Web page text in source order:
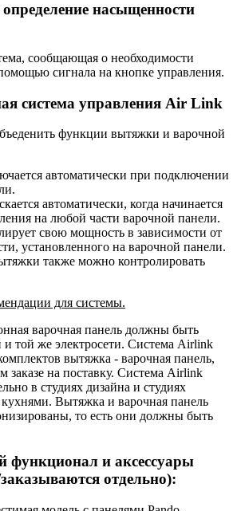
насыщенности
сообщающая о необходимости
сигнала на кнопке управления.
система управления Air Link
функции вытяжки и варочной
автоматически при подключении
автоматически, когда начинается
на любой части варочной панели.
свою мощность в зависимости от
установленного на варочной панели.
также можно контролировать
для системы.
варочная панель должны быть
той же электросети. Система Airlink
вытяжка - варочная панель,
заказе на поставку. Система Airlink
в студиях дизайна и студиях
Вытяжка и варочная панель
то есть они должны быть
функционал и аксессуары
отдельно):